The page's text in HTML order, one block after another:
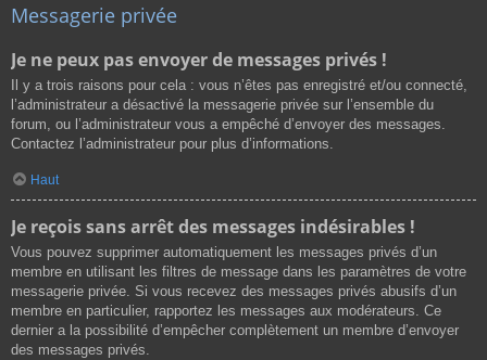
Messagerie privée
Je ne peux pas envoyer de messages privés !
Il y a trois raisons pour cela : vous n’êtes pas enregistré et/ou connecté,
l’administrateur a désactivé la messagerie privée sur l’ensemble du
forum, ou l’administrateur vous a empêché d’envoyer des messages.
Contactez l’administrateur pour plus d’informations.
Haut
Je reçois sans arrêt des messages indésirables !
Vous pouvez supprimer automatiquement les messages privés d’un
membre en utilisant les filtres de message dans les paramètres de votre
messagerie privée. Si vous recevez des messages privés abusifs d’un
membre en particulier, rapportez les messages aux modérateurs. Ce
dernier a la possibilité d’empêcher complètement un membre d’envoyer
des messages privés.